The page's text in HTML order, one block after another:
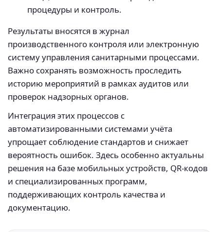
процедуры и контроль.
Результаты вносятся в журнал
производственного контроля или электронную
систему управления санитарными процессами.
Важно сохранять возможность проследить
историю мероприятий в рамках аудитов или
проверок надзорных органов.
Интеграция этих процессов с
автоматизированными системами учёта
упрощает соблюдение стандартов и снижает
вероятность ошибок. Здесь особенно актуальны
решения на базе мобильных устройств, QR-кодов
и специализированных программ,
поддерживающих контроль качества и
документацию.